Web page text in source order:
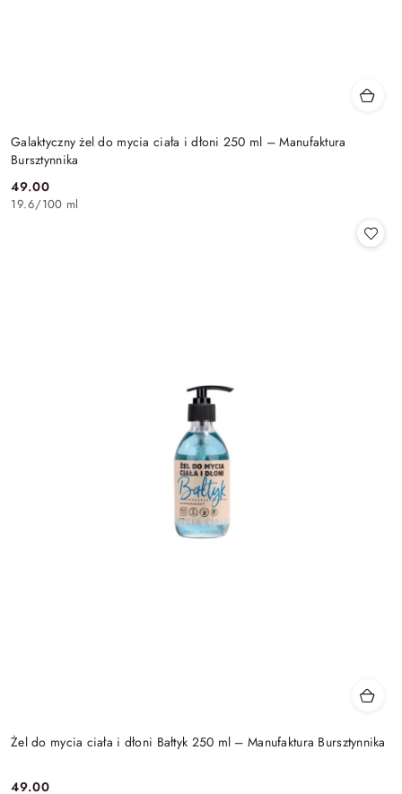
Galaktyczny żel do mycia ciała i dłoni 250 ml – Manufaktura
Bursztynnika
Cena:
49.00
19.6/100 ml
Żel do mycia ciała i dłoni Bałtyk 250 ml – Manufaktura Bursztynnika
49.00